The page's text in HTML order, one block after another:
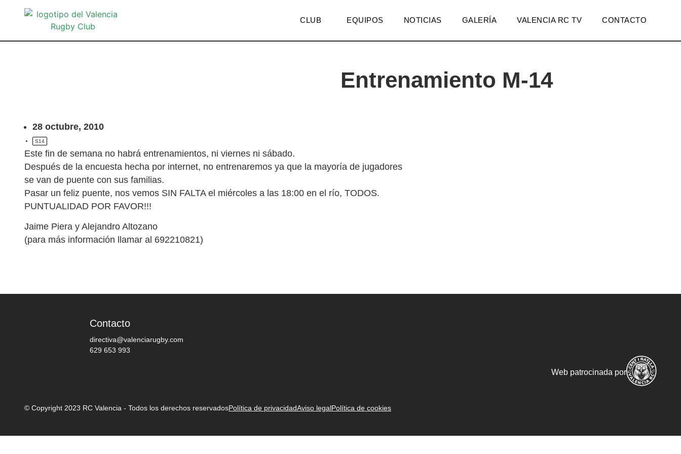
CLUB EQUIPOS NOTICIAS GALERÍA VALENCIA RC TV CONTACTO
Entrenamiento M-14
28 octubre, 2010
S14
Este fin de semana no habrá entrenamientos, ni viernes ni sábado.
Después de la encuesta hecha por internet, no entrenaremos ya que la mayoría de jugadores
se van de puente con sus familias.
Pasar un feliz puente, nos vemos SIN FALTA el miércoles a las 18:00 en el río, TODOS.
PUNTUALIDAD POR FAVOR!!!
Jaime Piera y Alejandro Altozano
(para más información llamar al 692210821)
Contacto
directiva@valenciarugby.com
629 653 993
Web patrocinada por
© Copyright 2023 RC Valencia - Todos los derechos reservadosPolítica de privacidadAviso legalPolítica de cookies